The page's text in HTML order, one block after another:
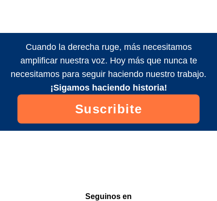
Cuando la derecha ruge, más necesitamos
amplificar nuestra voz. Hoy más que nunca te
necesitamos para seguir haciendo nuestro trabajo.
¡Sigamos haciendo historia!
Suscribite
Seguinos en